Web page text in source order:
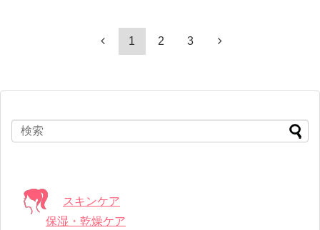
1 2 3
スキンケア
保湿・乾燥ケア